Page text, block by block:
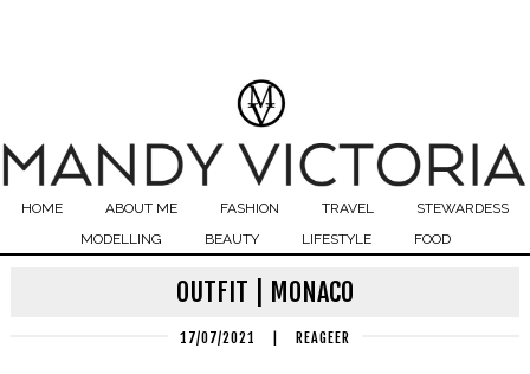
HOME ABOUT ME FASHION TRAVEL
STEWARDESS
MODELLING
BEAUTY LIFESTYLE FOOD
OUTFIT | MONACO
17/07/2021 REAGEER